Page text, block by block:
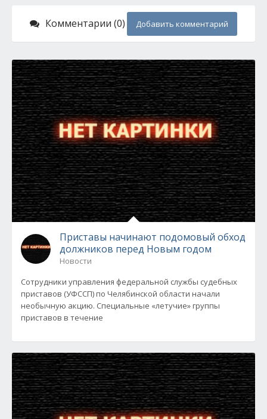
Комментарии (0) Добавить комментарий
Приставы начинают подомовый обход
должников перед Новым годом
Новости
Сотрудники управления федеральной службы судебных
приставов (УФССП) по Челябинской области начали
необычную акцию. Специальные «летучие» группы
приставов в течение